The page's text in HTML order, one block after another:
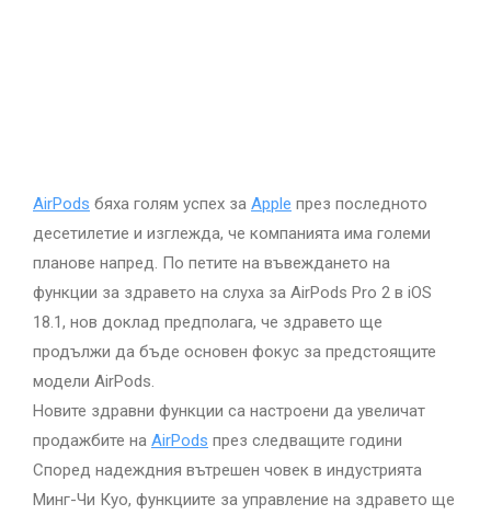
AirPods бяха голям успех за Apple през последното
десетилетие и изглежда, че компанията има големи
планове напред. По петите на въвеждането на
функции за здравето на слуха за AirPods Pro 2 в iOS
18.1, нов доклад предполага, че здравето ще
продължи да бъде основен фокус за предстоящите
модели AirPods.
Новите здравни функции са настроени да увеличат
продажбите на AirPods през следващите години
Според надеждния вътрешен човек в индустрията
Минг-Чи Куо, функциите за управление на здравето ще